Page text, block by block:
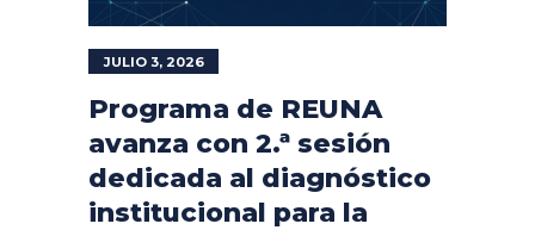
JULIO 3, 2026
Programa de REUNA
avanza con 2.ª sesión
dedicada al diagnóstico
institucional para la